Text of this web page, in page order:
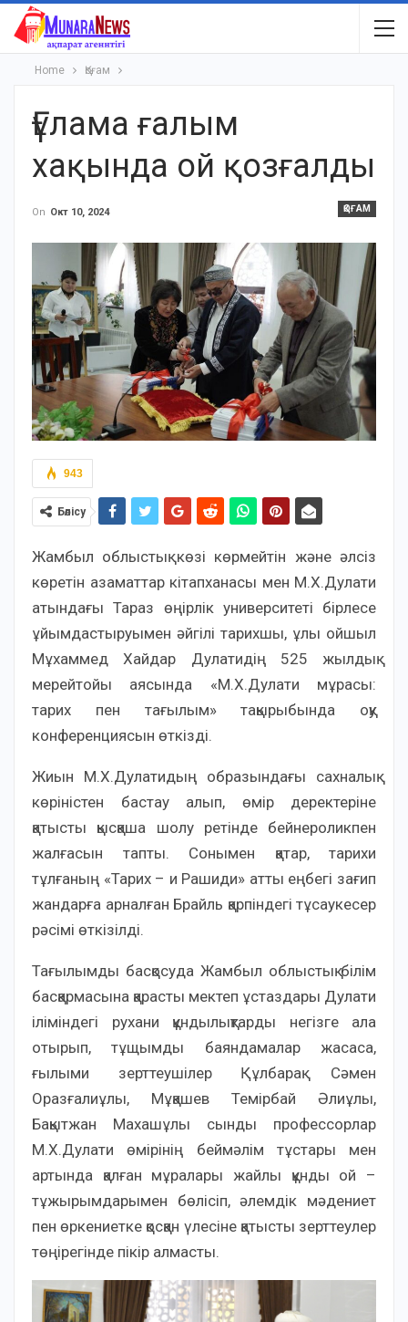
Home Қоғам
Ғұлама ғалым
хақында ой қозғалды
ҚОҒАМ
On Окт 10, 2024
943
Бөлісу
Жамбыл облыстық көзі көрмейтін және әлсіз
көретін азаматтар кітапханасы мен М.Х.Дулати
атындағы Тараз өңірлік университеті бірлесе
ұйымдастыруымен әйгілі тарихшы, ұлы ойшыл
Мұхаммед Хайдар Дулатидің 525 жылдық
мерейтойы аясында «М.Х.Дулати мұрасы:
тарих пен тағылым» тақырыбында оқу
конференциясын өткізді.
Жиын М.Х.Дулатидың образындағы сахналық
көріністен бастау алып, өмір деректеріне
қатысты қысқаша шолу ретінде бейнероликпен
жалғасын тапты. Сонымен қатар, тарихи
тұлғаның «Тарих – и Рашиди» атты еңбегі зағип
жандарға арналған Брайль қарпіндегі тұсаукесер
рәсімі өткізілді.
Тағылымды басқосуда Жамбыл облыстық білім
басқармасына қарасты мектеп ұстаздары Дулати
іліміндегі рухани құндылықтарды негізге ала
отырып, тұщымды баяндамалар жасаса,
ғылыми зерттеушілер Құлбарақ Сәмен
Оразғалиұлы, Мұқашев Темірбай Әлиұлы,
Бақытжан Махашұлы сынды профессорлар
М.Х.Дулати өмірінің беймәлім тұстары мен
артында қалған мұралары жайлы құнды ой –
тұжырымдарымен бөлісіп, әлемдік мәдениет
пен өркениетке қосқан үлесіне қатысты зерттеулер
төңірегінде пікір алмасты.